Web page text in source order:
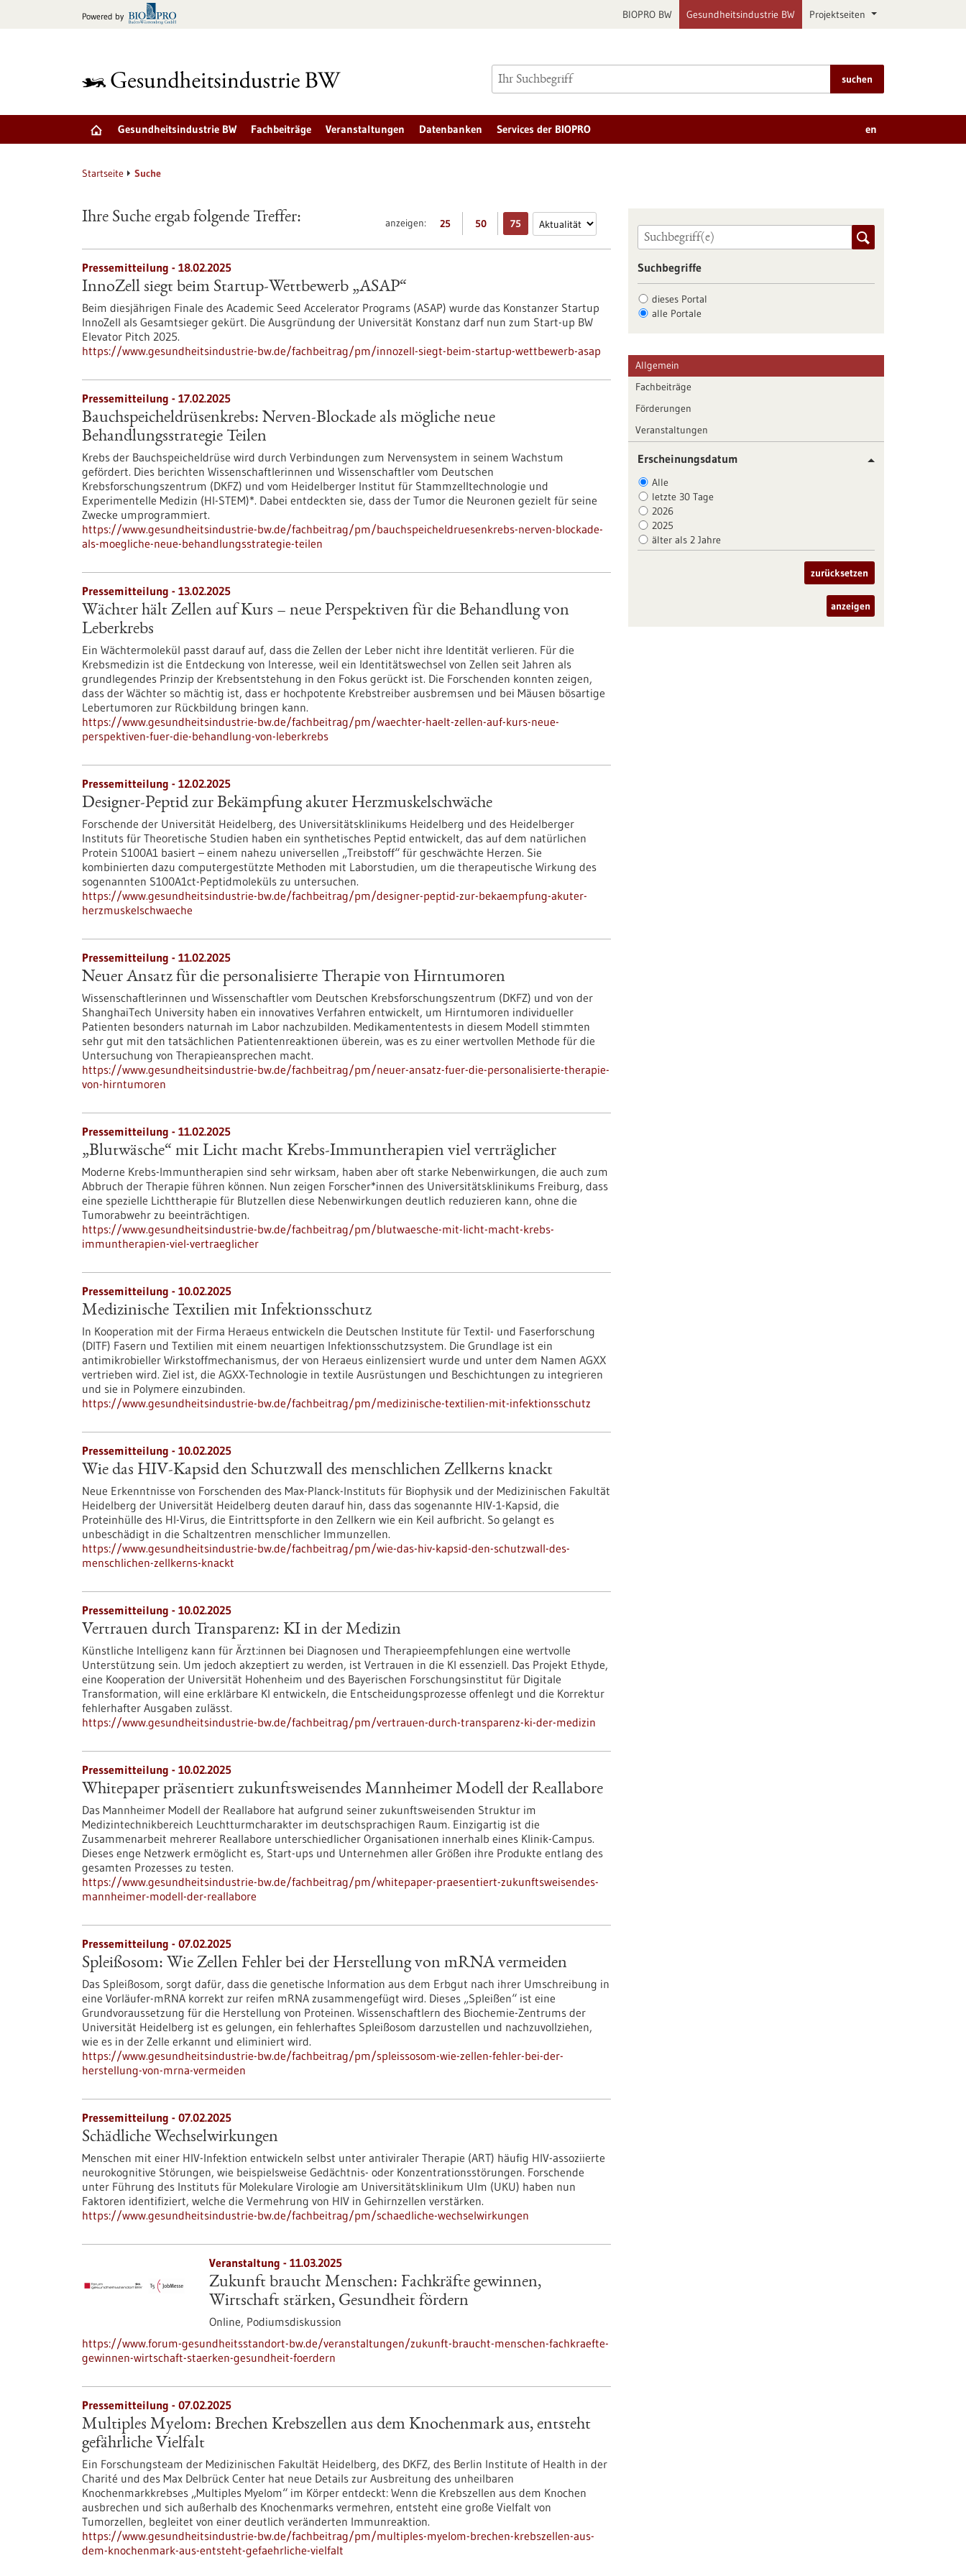
Powered by BIOPRO BW Gesundheitsindustrie BW Projektseiten
suchen
Gesundheitsindustrie BW Fachbeiträge Veranstaltungen Datenbanken Services der BIOPRO en
Startseite Suche
anzeigen: 25 50 75
Ihre Suche ergab folgende Treffer:
Pressemitteilung - 18.02.2025
InnoZell siegt beim Startup-Wettbewerb „ASAP“
Beim diesjährigen Finale des Academic Seed Accelerator Programs (ASAP) wurde das Konstanzer Startup
InnoZell als Gesamtsieger gekürt. Die Ausgründung der Universität Konstanz darf nun zum Start-up BW
Elevator Pitch 2025.
https://www.gesundheitsindustrie-bw.de/fachbeitrag/pm/innozell-siegt-beim-startup-wettbewerb-asap
Pressemitteilung - 17.02.2025
Bauchspeicheldrüsenkrebs: Nerven-Blockade als mögliche neue
Behandlungsstrategie Teilen
Krebs der Bauchspeicheldrüse wird durch Verbindungen zum Nervensystem in seinem Wachstum
gefördert. Dies berichten Wissenschaftlerinnen und Wissenschaftler vom Deutschen
Krebsforschungszentrum (DKFZ) und vom Heidelberger Institut für Stammzelltechnologie und
Experimentelle Medizin (HI-STEM)*. Dabei entdeckten sie, dass der Tumor die Neuronen gezielt für seine
Zwecke umprogrammiert.
https://www.gesundheitsindustrie-bw.de/fachbeitrag/pm/bauchspeicheldruesenkrebs-nerven-blockade-
als-moegliche-neue-behandlungsstrategie-teilen
Pressemitteilung - 13.02.2025
Wächter hält Zellen auf Kurs – neue Perspektiven für die Behandlung von
Leberkrebs
Ein Wächtermolekül passt darauf auf, dass die Zellen der Leber nicht ihre Identität verlieren. Für die
Krebsmedizin ist die Entdeckung von Interesse, weil ein Identitätswechsel von Zellen seit Jahren als
grundlegendes Prinzip der Krebsentstehung in den Fokus gerückt ist. Die Forschenden konnten zeigen,
dass der Wächter so mächtig ist, dass er hochpotente Krebstreiber ausbremsen und bei Mäusen bösartige
Lebertumoren zur Rückbildung bringen kann.
https://www.gesundheitsindustrie-bw.de/fachbeitrag/pm/waechter-haelt-zellen-auf-kurs-neue-
perspektiven-fuer-die-behandlung-von-leberkrebs
Pressemitteilung - 12.02.2025
Designer-Peptid zur Bekämpfung akuter Herzmuskelschwäche
Forschende der Universität Heidelberg, des Universitätsklinikums Heidelberg und des Heidelberger
Instituts für Theoretische Studien haben ein synthetisches Peptid entwickelt, das auf dem natürlichen
Protein S100A1 basiert – einem nahezu universellen „Treibstoff“ für geschwächte Herzen. Sie
kombinierten dazu computergestützte Methoden mit Laborstudien, um die therapeutische Wirkung des
sogenannten S100A1ct-Peptidmoleküls zu untersuchen.
https://www.gesundheitsindustrie-bw.de/fachbeitrag/pm/designer-peptid-zur-bekaempfung-akuter-
herzmuskelschwaeche
Pressemitteilung - 11.02.2025
Neuer Ansatz für die personalisierte Therapie von Hirntumoren
Wissenschaftlerinnen und Wissenschaftler vom Deutschen Krebsforschungszentrum (DKFZ) und von der
ShanghaiTech University haben ein innovatives Verfahren entwickelt, um Hirntumoren individueller
Patienten besonders naturnah im Labor nachzubilden. Medikamententests in diesem Modell stimmten
sehr gut mit den tatsächlichen Patientenreaktionen überein, was es zu einer wertvollen Methode für die
Untersuchung von Therapieansprechen macht.
https://www.gesundheitsindustrie-bw.de/fachbeitrag/pm/neuer-ansatz-fuer-die-personalisierte-therapie-
von-hirntumoren
Pressemitteilung - 11.02.2025
„Blutwäsche“ mit Licht macht Krebs-Immuntherapien viel verträglicher
Moderne Krebs-Immuntherapien sind sehr wirksam, haben aber oft starke Nebenwirkungen, die auch zum
Abbruch der Therapie führen können. Nun zeigen Forscher*innen des Universitätsklinikums Freiburg, dass
eine spezielle Lichttherapie für Blutzellen diese Nebenwirkungen deutlich reduzieren kann, ohne die
Tumorabwehr zu beeinträchtigen.
https://www.gesundheitsindustrie-bw.de/fachbeitrag/pm/blutwaesche-mit-licht-macht-krebs-
immuntherapien-viel-vertraeglicher
Pressemitteilung - 10.02.2025
Medizinische Textilien mit Infektionsschutz
In Kooperation mit der Firma Heraeus entwickeln die Deutschen Institute für Textil- und Faserforschung
(DITF) Fasern und Textilien mit einem neuartigen Infektionsschutzsystem. Die Grundlage ist ein
antimikrobieller Wirkstoffmechanismus, der von Heraeus einlizensiert wurde und unter dem Namen AGXX
vertrieben wird. Ziel ist, die AGXX-Technologie in textile Ausrüstungen und Beschichtungen zu integrieren
und sie in Polymere einzubinden.
https://www.gesundheitsindustrie-bw.de/fachbeitrag/pm/medizinische-textilien-mit-infektionsschutz
Pressemitteilung - 10.02.2025
Wie das HIV-Kapsid den Schutzwall des menschlichen Zellkerns knackt
Neue Erkenntnisse von Forschenden des Max-Planck-Instituts für Biophysik und der Medizinischen Fakultät
Heidelberg der Universität Heidelberg deuten darauf hin, dass das sogenannte HIV-1-Kapsid, die
Proteinhülle des HI-Virus, die Eintrittspforte in den Zellkern wie ein Keil aufbricht. So gelangt es
unbeschädigt in die Schaltzentren menschlicher Immunzellen.
https://www.gesundheitsindustrie-bw.de/fachbeitrag/pm/wie-das-hiv-kapsid-den-schutzwall-des-
menschlichen-zellkerns-knackt
Pressemitteilung - 10.02.2025
Vertrauen durch Transparenz: KI in der Medizin
Künstliche Intelligenz kann für Ärzt:innen bei Diagnosen und Therapieempfehlungen eine wertvolle
Unterstützung sein. Um jedoch akzeptiert zu werden, ist Vertrauen in die KI essenziell. Das Projekt Ethyde,
eine Kooperation der Universität Hohenheim und des Bayerischen Forschungsinstitut für Digitale
Transformation, will eine erklärbare KI entwickeln, die Entscheidungsprozesse offenlegt und die Korrektur
fehlerhafter Ausgaben zulässt.
https://www.gesundheitsindustrie-bw.de/fachbeitrag/pm/vertrauen-durch-transparenz-ki-der-medizin
Pressemitteilung - 10.02.2025
Whitepaper präsentiert zukunftsweisendes Mannheimer Modell der Reallabore
Das Mannheimer Modell der Reallabore hat aufgrund seiner zukunftsweisenden Struktur im
Medizintechnikbereich Leuchtturmcharakter im deutschsprachigen Raum. Einzigartig ist die
Zusammenarbeit mehrerer Reallabore unterschiedlicher Organisationen innerhalb eines Klinik-Campus.
Dieses enge Netzwerk ermöglicht es, Start-ups und Unternehmen aller Größen ihre Produkte entlang des
gesamten Prozesses zu testen.
https://www.gesundheitsindustrie-bw.de/fachbeitrag/pm/whitepaper-praesentiert-zukunftsweisendes-
mannheimer-modell-der-reallabore
Pressemitteilung - 07.02.2025
Spleißosom: Wie Zellen Fehler bei der Herstellung von mRNA vermeiden
Das Spleißosom, sorgt dafür, dass die genetische Information aus dem Erbgut nach ihrer Umschreibung in
eine Vorläufer-mRNA korrekt zur reifen mRNA zusammengefügt wird. Dieses „Spleißen“ ist eine
Grundvoraussetzung für die Herstellung von Proteinen. Wissenschaftlern des Biochemie-Zentrums der
Universität Heidelberg ist es gelungen, ein fehlerhaftes Spleißosom darzustellen und nachzuvollziehen,
wie es in der Zelle erkannt und eliminiert wird.
https://www.gesundheitsindustrie-bw.de/fachbeitrag/pm/spleissosom-wie-zellen-fehler-bei-der-
herstellung-von-mrna-vermeiden
Pressemitteilung - 07.02.2025
Schädliche Wechselwirkungen
Menschen mit einer HIV-​Infektion entwickeln selbst unter antiviraler Therapie (ART) häufig HIV-​assoziierte
neurokognitive Störungen, wie beispielsweise Gedächtnis-​ oder Konzentrationsstörungen. Forschende
unter Führung des Instituts für Molekulare Virologie am Universitätsklinikum Ulm (UKU) haben nun
Faktoren identifiziert, welche die Vermehrung von HIV in Gehirnzellen verstärken.
https://www.gesundheitsindustrie-bw.de/fachbeitrag/pm/schaedliche-wechselwirkungen
Veranstaltung - 11.03.2025
Zukunft braucht Menschen: Fachkräfte gewinnen,
Wirtschaft stärken, Gesundheit fördern
Online, Podiumsdiskussion
https://www.forum-gesundheitsstandort-bw.de/veranstaltungen/zukunft-braucht-menschen-fachkraefte-
gewinnen-wirtschaft-staerken-gesundheit-foerdern
Pressemitteilung - 07.02.2025
Multiples Myelom: Brechen Krebszellen aus dem Knochenmark aus, entsteht
gefährliche Vielfalt
Ein Forschungsteam der Medizinischen Fakultät Heidelberg, des DKFZ, des Berlin Institute of Health in der
Charité und des Max Delbrück Center hat neue Details zur Ausbreitung des unheilbaren
Knochenmarkkrebses „Multiples Myelom“ im Körper entdeckt: Wenn die Krebszellen aus dem Knochen
ausbrechen und sich außerhalb des Knochenmarks vermehren, entsteht eine große Vielfalt von
Tumorzellen, begleitet von einer deutlich veränderten Immunreaktion.
https://www.gesundheitsindustrie-bw.de/fachbeitrag/pm/multiples-myelom-brechen-krebszellen-aus-
dem-knochenmark-aus-entsteht-gefaehrliche-vielfalt
Suchbegriffe
dieses Portal
alle Portale
Allgemein
Fachbeiträge
Förderungen
Veranstaltungen
Erscheinungsdatum
Alle
letzte 30 Tage
2026
2025
älter als 2 Jahre
zurücksetzen
anzeigen